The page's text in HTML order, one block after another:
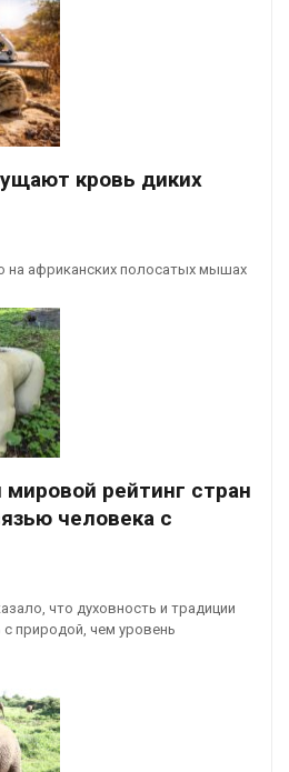
кровь диких
на африканских полосатых мышах
мировой рейтинг стран
человека с
что духовность и традиции
природой, чем уровень